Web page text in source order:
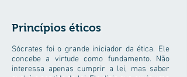
Princípios éticos
Sócrates foi o grande iniciador da ética. Ele
concebe a virtude como fundamento. Não
interessa apenas cumprir a lei, mas saber